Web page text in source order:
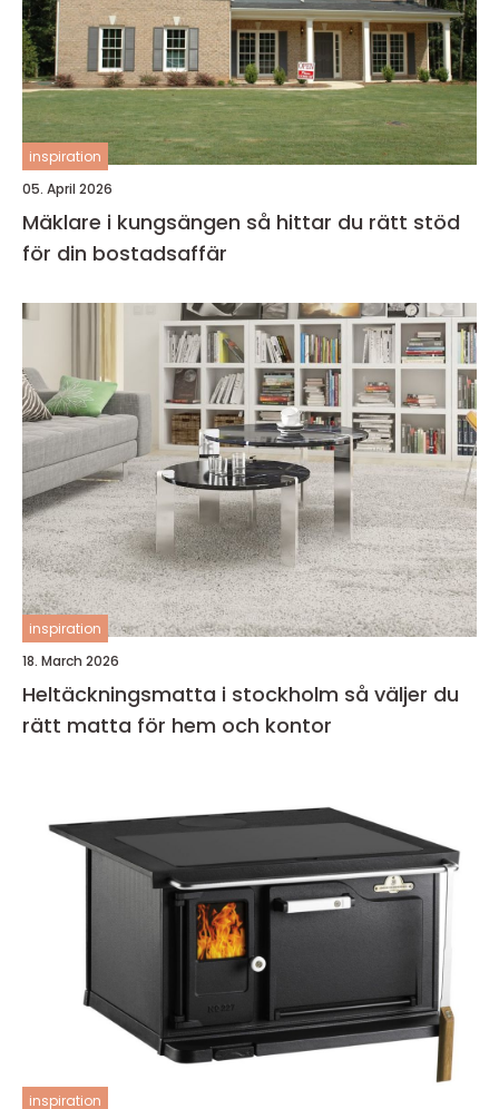
inspiration
05. April 2026
Mäklare i kungsängen så hittar du rätt stöd
för din bostadsaffär
inspiration
18. March 2026
Heltäckningsmatta i stockholm så väljer du
rätt matta för hem och kontor
inspiration